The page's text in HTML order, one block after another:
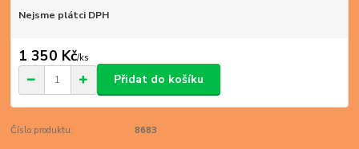
Nejsme plátci DPH
1 350 Kč/ks
Přidat do košíku
Číslo produktu: 8683